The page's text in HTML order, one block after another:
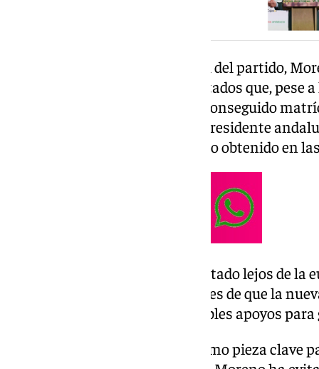
A las puertas de la sede regional del partido,
medios para valorar unos resultados que, pese
escenario político. «No hemos conseguido
sobresaliente», ha afirmado el presidente
tratado de reivindicar el respaldo obtenido en
El ambiente, sin embargo, ha estado lejos de
de 2022. En el PP son conscientes de que la
obliga ahora a mirar hacia posibles apoyos
En ese contexto, Vox emerge como pieza